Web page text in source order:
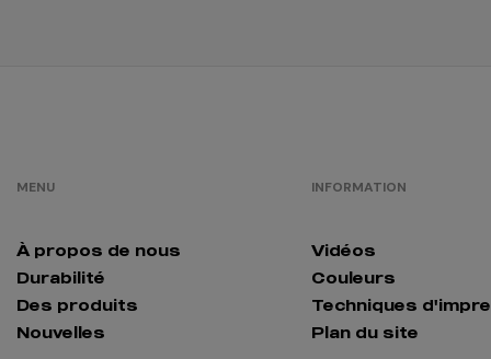
MENU
À propos de nous
Durabilité
Des produits
Nouvelles
INFORMATION
Vidéos
Couleurs
Techniques
Plan du site